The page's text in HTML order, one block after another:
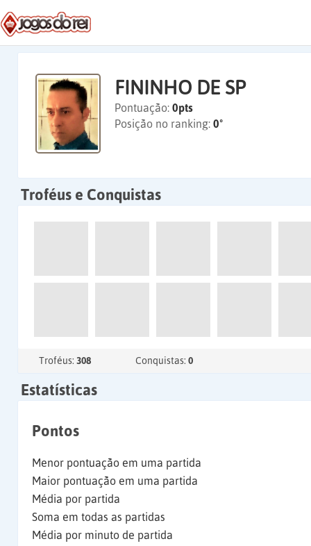
FININHO DE SP
Pontuação: 0pts
Posição no ranking: 0º
Troféus e Conquistas
Troféus: 308 Conquistas: 0
Estatísticas
Pontos
Menor pontuação em uma partida
Maior pontuação em uma partida
Média por partida
Soma em todas as partidas
Média por minuto de partida